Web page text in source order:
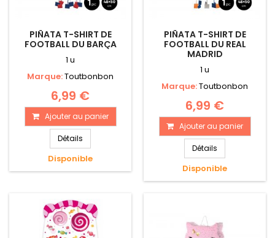
PIÑATA T-SHIRT DE
FOOTBALL DU BARÇA
1 u
Marque:Toutbonbon
6,99 €
Ajouter au panier
Détails
Disponible
PIÑATA T-SHIRT DE
FOOTBALL DU REAL
MADRID
1 u
Marque:Toutbonbon
6,99 €
Ajouter au panier
Détails
Disponible